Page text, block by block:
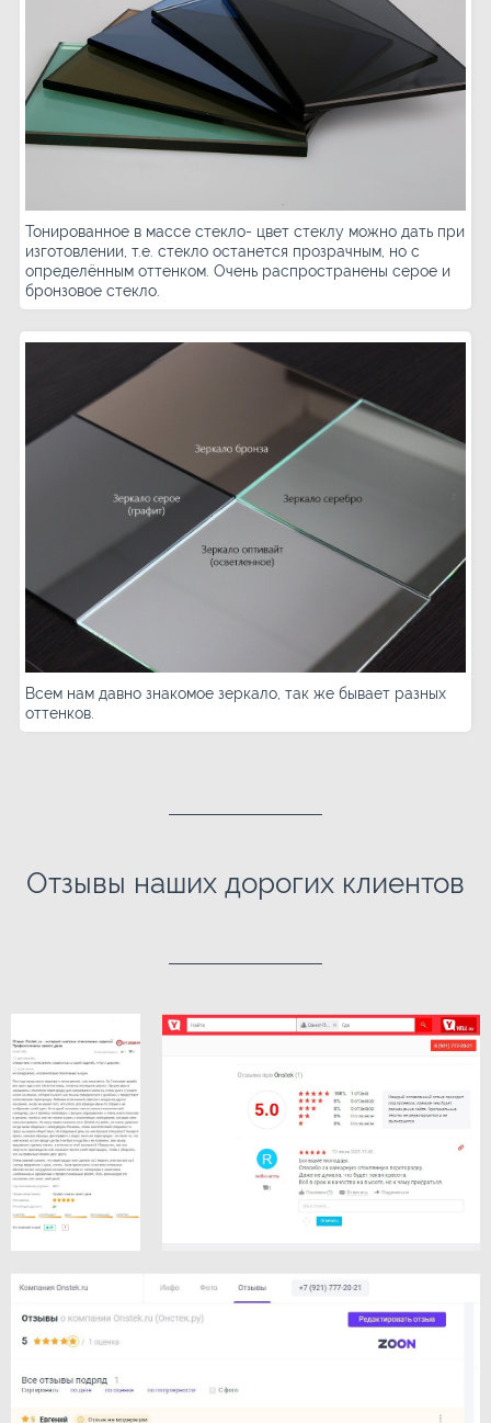
Тонированное в массе стекло- цвет стеклу можно дать при
изготовлении, т.е. стекло останется прозрачным, но с
определённым оттенком. Очень распространены серое и
бронзовое стекло.
Всем нам давно знакомое зеркало, так же бывает разных
оттенков.
Отзывы наших дорогих клиентов